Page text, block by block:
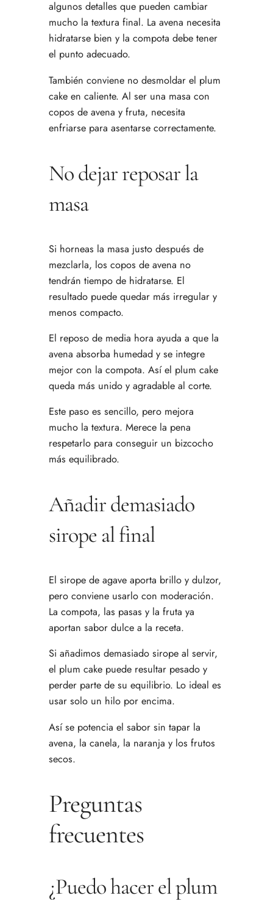
algunos detalles que pueden cambiar
mucho la textura final. La avena necesita
hidratarse bien y la compota debe tener
el punto adecuado.
También conviene no desmoldar el plum
cake en caliente. Al ser una masa con
copos de avena y fruta, necesita
enfriarse para asentarse correctamente.
No dejar reposar la
masa
Si horneas la masa justo después de
mezclarla, los copos de avena no
tendrán tiempo de hidratarse. El
resultado puede quedar más irregular y
menos compacto.
El reposo de media hora ayuda a que la
avena absorba humedad y se integre
mejor con la compota. Así el plum cake
queda más unido y agradable al corte.
Este paso es sencillo, pero mejora
mucho la textura. Merece la pena
respetarlo para conseguir un bizcocho
más equilibrado.
Añadir demasiado
sirope al final
El sirope de agave aporta brillo y dulzor,
pero conviene usarlo con moderación.
La compota, las pasas y la fruta ya
aportan sabor dulce a la receta.
Si añadimos demasiado sirope al servir,
el plum cake puede resultar pesado y
perder parte de su equilibrio. Lo ideal es
usar solo un hilo por encima.
Así se potencia el sabor sin tapar la
avena, la canela, la naranja y los frutos
secos.
Preguntas
frecuentes
¿Puedo hacer el plum